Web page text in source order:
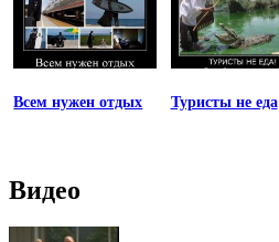
Всем нужен отдых Туристы не еда
Видео